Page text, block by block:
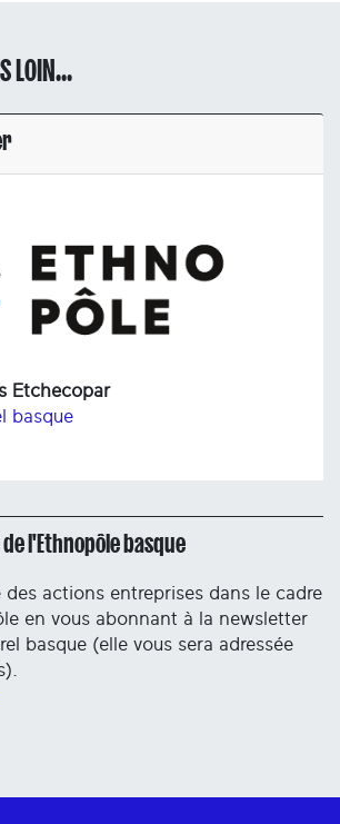
LOIN...
Etchecopar
basque
l'Ethnopôle basque
des actions entreprises dans le cadre
en vous abonnant à la newsletter
basque (elle vous sera adressée